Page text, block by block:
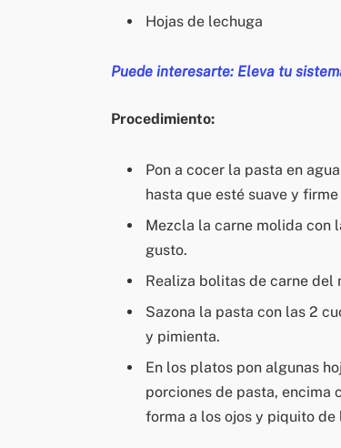
Hojas de lechuga
Puede interesarte: Eleva tu
Procedimiento:
Pon a cocer la pasta en
hasta que esté suave y
Mezcla la carne molida con
gusto.
Realiza bolitas de carne del
Sazona la pasta con las 2
y pimienta.
En los platos pon algunas
porciones de pasta, encima
forma a los ojos y piquito de